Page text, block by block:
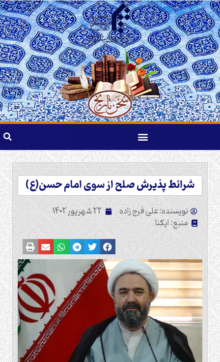
شرائط پذیرش صلح از سوی امام حسن(ع)
نویسنده: علی فرج زاده 22 شهریور 1402
منبع: ایکنا